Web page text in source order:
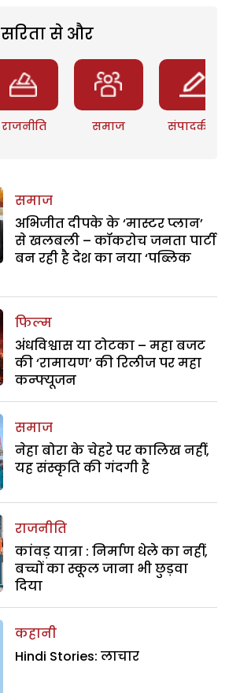
सरिता से और
राजनीति समाज संपादकीय
समाज
अभिजीत दीपके के ‘मास्टर प्लान’
से खलबली – कॉकरोच जनता पार्टी
बन रही है देश का नया ‘पब्लिक
फिल्म
अंधविश्वास या टोटका – महा बजट
की ‘रामायण’ की रिलीज पर महा
कन्फ्यूजन
समाज
नेहा बोरा के चेहरे पर कालिख नहीं,
यह संस्कृति की गंदगी है
राजनीति
कांवड़ यात्रा : निर्माण धेले का नहीं,
बच्चों का स्कूल जाना भी छुड़वा
दिया
कहानी
Hindi Stories: लाचार